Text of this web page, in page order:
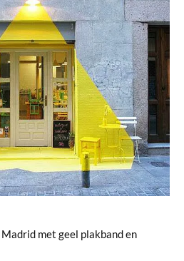
met geel plakband en